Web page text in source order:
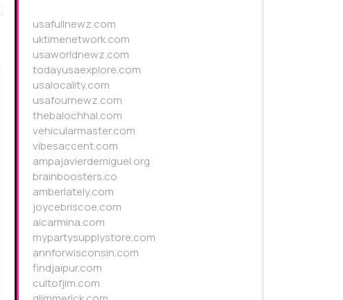
usafullnewz.com
uktimenetwork.com
usaworldnewz.com
todayusaexplore.com
usalocality.com
usafournewz.com
thebalochhal.com
vehicularmaster.com
vibesaccent.com
ampajavierdemiguel.org
brainboosters.co
amberlately.com
joycebriscoe.com
aicarmina.com
mypartysupplystore.com
annforwisconsin.com
findjaipur.com
cultofjim.com